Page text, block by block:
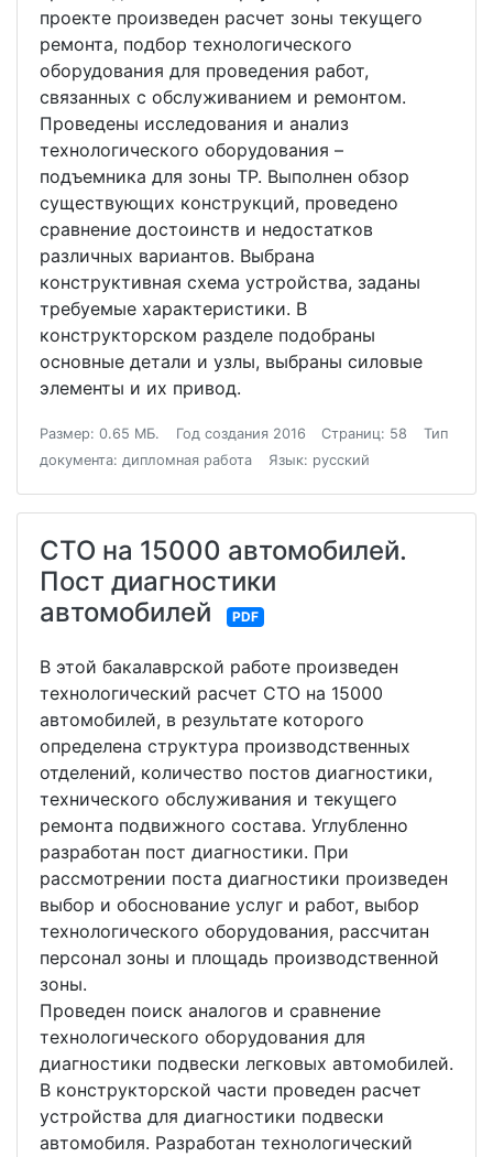
проекте произведен расчет зоны текущего
ремонта, подбор технологического
оборудования для проведения работ,
связанных с обслуживанием и ремонтом.
Проведены исследования и анализ
технологического оборудования –
подъемника для зоны ТР. Выполнен обзор
существующих конструкций, проведено
сравнение достоинств и недостатков
различных вариантов. Выбрана
конструктивная схема устройства, заданы
требуемые характеристики. В
конструкторском разделе подобраны
основные детали и узлы, выбраны силовые
элементы и их привод.
Размер: 0.65 МБ. Год создания 2016 Страниц: 58
Тип
документа: дипломная работа
Язык: русский
СТО на 15000 автомобилей.
Пост диагностики
автомобилей
PDF
В этой бакалаврской работе произведен
технологический расчет СТО на 15000
автомобилей, в результате которого
определена структура производственных
отделений, количество постов диагностики,
технического обслуживания и текущего
ремонта подвижного состава. Углубленно
разработан пост диагностики. При
рассмотрении поста диагностики произведен
выбор и обоснование услуг и работ, выбор
технологического оборудования, рассчитан
персонал зоны и площадь производственной
зоны.
Проведен поиск аналогов и сравнение
технологического оборудования для
диагностики подвески легковых автомобилей.
В конструкторской части проведен расчет
устройства для диагностики подвески
автомобиля. Разработан технологический